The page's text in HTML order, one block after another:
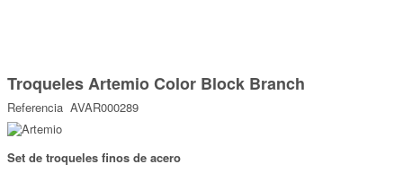
Top Ventas
Temática
comienzo
de
la
galería
de
imágenes
Troqueles Artemio Color Block Branch
Referencia AVAR000289
Set de troqueles finos de acero